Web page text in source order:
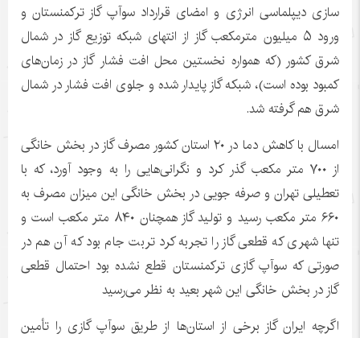
سازی دیپلماسی انرژی و امضای قرارداد سوآپگاز ترکمنستان و
ورود ۵ میلیون مترمکعب گاز از انتهای شبکه توزیع گاز در شمال
شرق کشور (که همواره نخستین محل افت فشار گاز در زمان‌های
کمبود بوده است)، شبکه گاز پایدار شده و جلوی افت فشار در شمال
شرق هم گرفته شد.
امسال با کاهش دما در ۲۰ استان کشور مصرف گاز در بخش خانگی
از ۷۰۰ متر مکعب گذر کرد و نگرانی‌هایی را به وجود آورد، که با
تعطیلی تهران و صرفه جویی در بخش خانگی این میزان مصرف به
۶۶۰ متر مکعب رسید و تولید گاز همچنان ۸۴۰ متر مکعب است و
تنها شهری که قطعی گاز را تجربه کرد تربت جام بود که آن هم در
صورتی که سوآپ گازی ترکمنستان قطع نشده بود احتمال قطعی
گاز در بخش خانگی این شهر بعید به نظر می‌رسید
اگرچه ایران گاز برخی از استان‌ها از طریق سوآپ گازی را تأمین